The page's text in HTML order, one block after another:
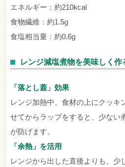
エネルギー：約210kcal
食物繊維：約1.5g
食塩相当量：約0.6g
レンジ減塩煮物を美味しく作
「落とし蓋」効果
レンジ加熱中、食材の上にクッキ
せてからラップをすると、少ない
が防げます。
「余熱」を活用
レンジから出した直後よりも、少